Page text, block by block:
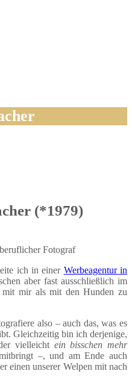
(*1979)
Fotograf
ich in einer Wer­be­agen­tur in
aber fast aus­schließ­lich im
mir als mit den Hun­den zu
also – auch das, was es
Gleich­zei­tig bin ich der­je­ni­ge,
viel­leicht ein biss­chen mehr
–, und am Ende auch
einen unse­rer Wel­pen mit nach